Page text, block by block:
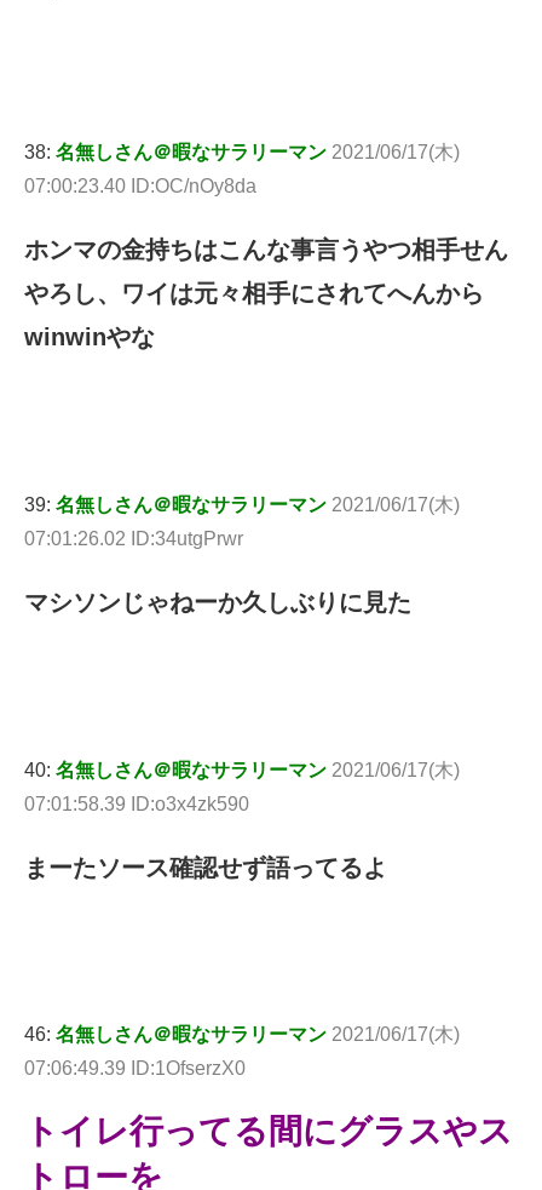
38: 名無しさん＠暇なサラリーマン 2021/06/17(木)
07:00:23.40 ID:OC/nOy8da
ホンマの金持ちはこんな事言うやつ相手せん
やろし、ワイは元々相手にされてへんから
winwinやな
39: 名無しさん＠暇なサラリーマン 2021/06/17(木)
07:01:26.02 ID:34utgPrwr
マシソンじゃねーか久しぶりに見た
40: 名無しさん＠暇なサラリーマン 2021/06/17(木)
07:01:58.39 ID:o3x4zk590
まーたソース確認せず語ってるよ
46: 名無しさん＠暇なサラリーマン 2021/06/17(木)
07:06:49.39 ID:1OfserzX0
トイレ行ってる間にグラスやス
トローを